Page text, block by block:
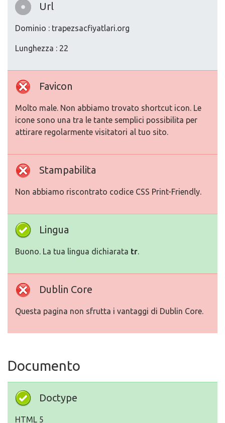
Url
Dominio : trapezsacfiyatlari.org
Lunghezza : 22
Favicon
Molto male. Non abbiamo trovato shortcut icon. Le
icone sono una tra le tante semplici possibilita per
attirare regolarmente visitatori al tuo sito.
Stampabilita
Non abbiamo riscontrato codice CSS Print-Friendly.
Lingua
Buono. La tua lingua dichiarata tr.
Dublin Core
Questa pagina non sfrutta i vantaggi di Dublin Core.
Documento
Doctype
HTML 5